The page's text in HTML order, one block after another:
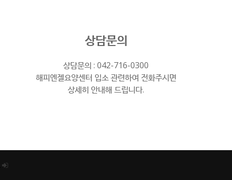
상담문의
상담문의 :042-716-0300
해피엔젤요양센터 입소 관련하여 전화주시면
상세히 안내해 드립니다.